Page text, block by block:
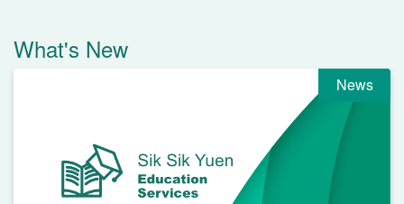
What's New
News